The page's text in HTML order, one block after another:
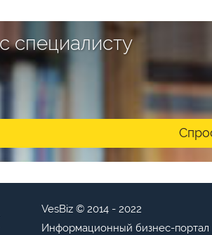
специалисту
VesBiz © 2014 - 2022
Информационный бизнес-портал